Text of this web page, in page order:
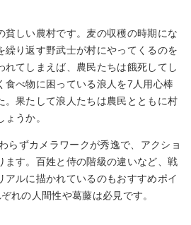
貧しい農村です。麦の収穫の時期にな
繰り返す野武士が村にやってくるのを
れてしまえば、農民たちは餓死してし
食べ物に困っている浪人を7人用心棒
。果たして浪人たちは農民とともに村
うか。
らずカメラワークが秀逸で、アクショ
ます。百姓と侍の階級の違いなど、戦
アルに描かれているのもおすすめポイ
れの人間性や葛藤は必見です。